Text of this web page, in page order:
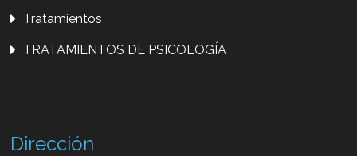
Tratamientos
TRATAMIENTOS DE PSICOLOGÍA
Dirección